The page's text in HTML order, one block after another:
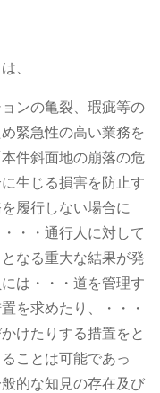
、
ンの亀裂、瑕疵等の
緊急性の高い業務を
件斜面地の崩落の危
生じる損害を防止す
履行しない場合に
・・通行人に対して
なる重大な結果が発
は・・・道を管理す
を求めたり、・・・
けたりする措置をと
ことは可能であっ
的な知見の存在及び